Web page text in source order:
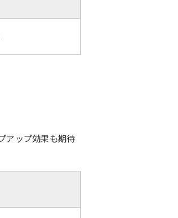
アップ効果も期待